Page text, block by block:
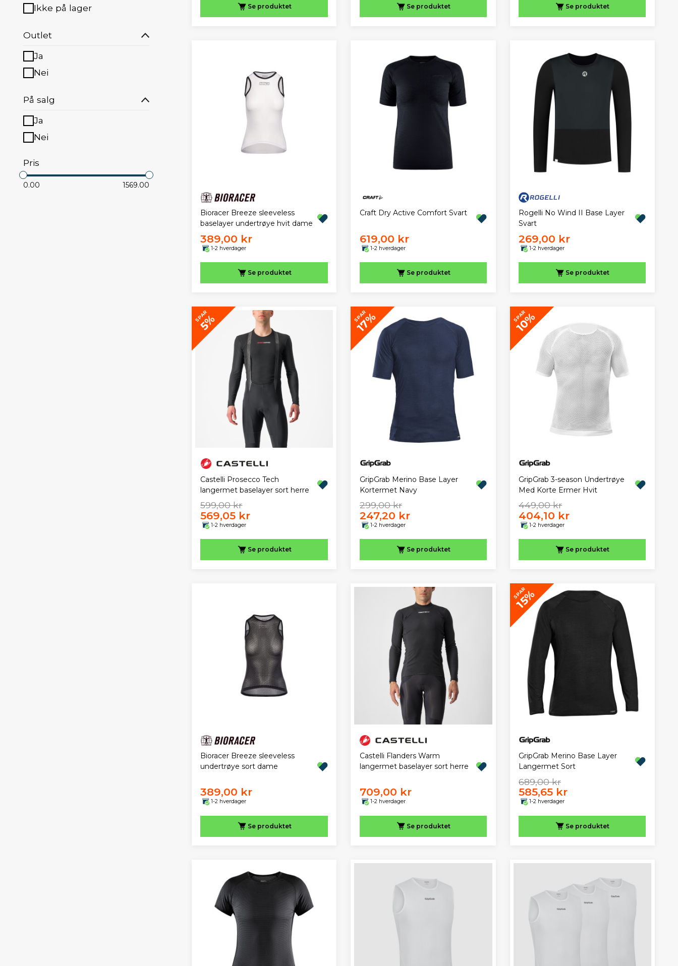
Ikke på lager
Outlet
Ja
Nei
På salg
Ja
Nei
Pris
0.00 1569.00
Se produktet Se produktet Se produktet
Bioracer Breeze sleeveless
baselayer undertrøye hvit dame
389,00 kr
1-2 hverdager
Se produktet
Craft Dry Active Comfort Svart
619,00 kr
1-2 hverdager
Se produktet
Rogelli No Wind II Base Layer
Svart
269,00 kr
1-2 hverdager
Se produktet
SPAR
5%
Castelli Prosecco Tech
langermet baselayer sort herre
599,00 kr
569,05 kr
1-2 hverdager
Se produktet
SPAR
17%
GripGrab Merino Base Layer
Kortermet Navy
299,00 kr
247,20 kr
1-2 hverdager
Se produktet
SPAR
10%
GripGrab 3-season Undertrøye
Med Korte Ermer Hvit
449,00 kr
404,10 kr
1-2 hverdager
Se produktet
Bioracer Breeze sleeveless
undertrøye sort dame
389,00 kr
1-2 hverdager
Se produktet
Castelli Flanders Warm
langermet baselayer sort herre
709,00 kr
1-2 hverdager
Se produktet
SPAR
15%
GripGrab Merino Base Layer
Langermet Sort
689,00 kr
585,65 kr
1-2 hverdager
Se produktet